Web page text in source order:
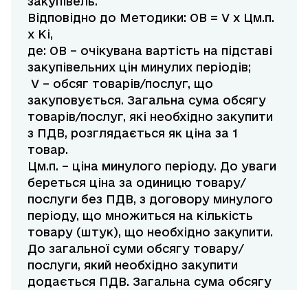
Відповідно до Методики: ОВ = V x Цм.п.
x Ki,
де: ОВ – очікувана вартість на підставі
закупівельних цін минулих періодів;
V – обсяг товарів/послуг, що
закуповується. Загальна сума обсягу
товарів/послуг, які необхідно закупити
з ПДВ, розглядається як ціна за 1
товар.
Цм.п. – ціна минулого періоду. До уваги
береться ціна за одиницю товару/
послуги без ПДВ, з договору минулого
періоду, що множиться на кількість
товару (штук), що необхідно закупити.
До загальної суми обсягу товару/
послуги, який необхідно закупити
додається ПДВ. Загальна сума обсягу